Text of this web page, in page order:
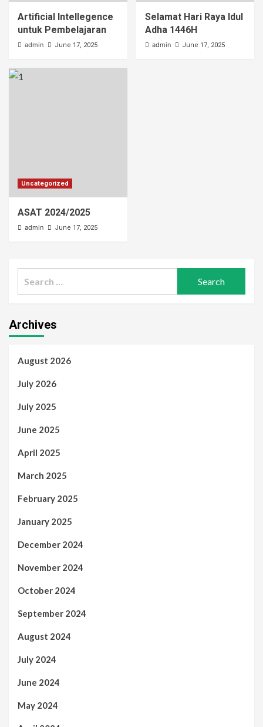
Artificial Intellegence
untuk Pembelajaran
admin June 17, 2025
Selamat Hari Raya Idul
Adha 1446H
admin June 17, 2025
Uncategorized
ASAT 2024/2025
admin June 17, 2025
Archives
August 2026
July 2026
July 2025
June 2025
April 2025
March 2025
February 2025
January 2025
December 2024
November 2024
October 2024
September 2024
August 2024
July 2024
June 2024
May 2024